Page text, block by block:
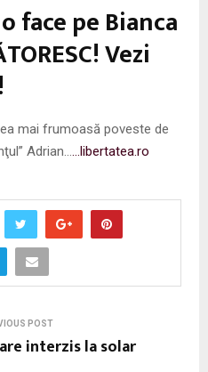
face pe Bianca
Vezi
mai frumoasă poveste de
Adrian…
…libertatea.ro
POST
interzis la solar